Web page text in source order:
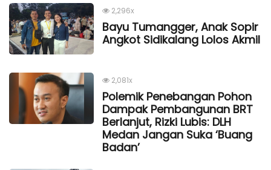
2,296x
Bayu Tumangger, Anak Sopir
Angkot Sidikalang Lolos Akmil
2,081x
Polemik Penebangan Pohon
Dampak Pembangunan BRT
Berlanjut, Rizki Lubis: DLH
Medan Jangan Suka ‘Buang
Badan’